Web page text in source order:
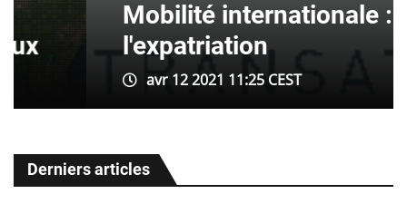
Mobilité internationale :
l'expatriation
avr 12 2021 11:25 CEST
Derniers articles